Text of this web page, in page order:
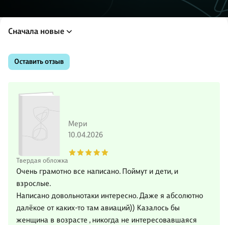
Сначала новые
Оставить отзыв
Твердая обложка
Мери
10.04.2026
Очень грамотно все написано. Поймут и дети, и
взрослые.
Написано довольнотаки интересно. Даже я абсолютно
далёкое от каких-то там авиаций)) Казалось бы
женщина в возрасте , никогда не интересовавшаяся